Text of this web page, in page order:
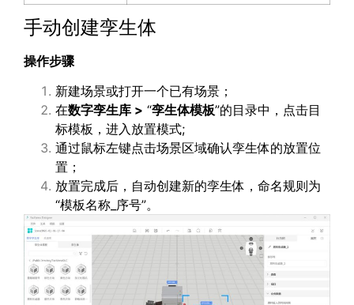
手动创建孪生体
操作步骤
新建场景或打开一个已有场景；
在数字孪生库 > “孪生体模板”的目录中，点击目
标模板，进入放置模式;
通过鼠标左键点击场景区域确认孪生体的放置位
置；
放置完成后，自动创建新的孪生体，命名规则为
“模板名称_序号”。